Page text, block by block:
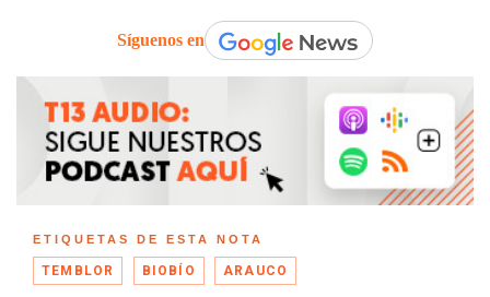
Síguenos en
ETIQUETAS DE ESTA NOTA
TEMBLOR BIOBÍO ARAUCO